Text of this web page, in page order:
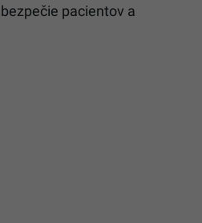
pacientov a